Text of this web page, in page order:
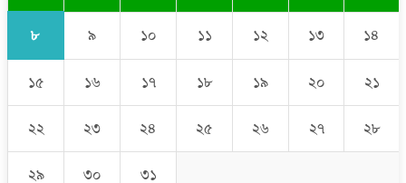
৮ ৯ ১০ ১১ ১২ ১৩ ১৪
১৫ ১৬ ১৭ ১৮ ১৯ ২০ ২১
২২ ২৩ ২৪ ২৫ ২৬ ২৭ ২৮
২৯ ৩০ ৩১